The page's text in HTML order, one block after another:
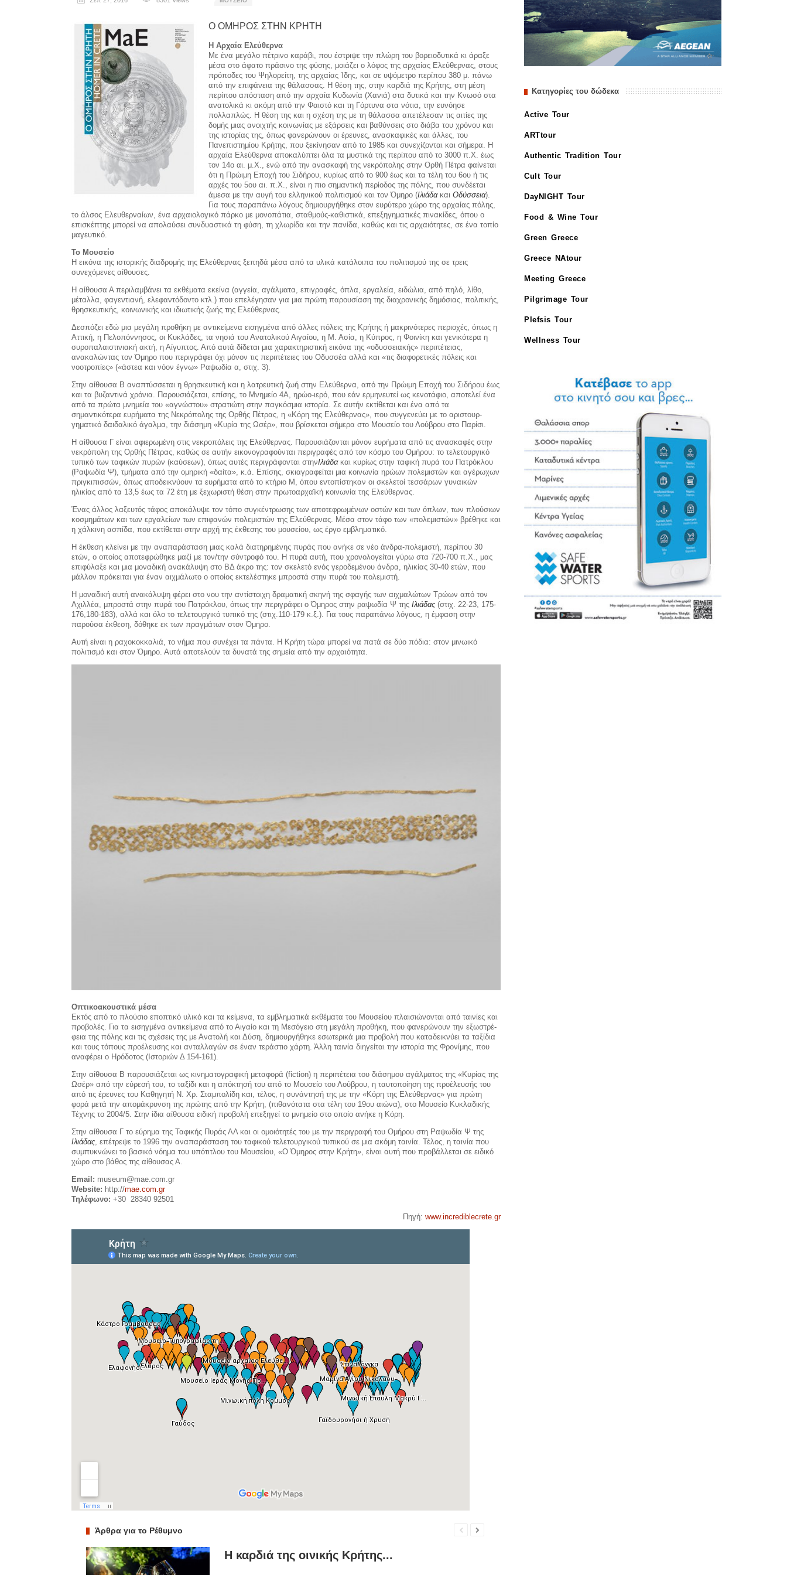
Ο ΟΜΗΡΟΣ ΣΤΗΝ ΚΡΗΤΗ
Η Αρχαία Ελεύθερνα
Με ένα μεγάλο πέτρινο καράβι, που έστριψε την πλώρη του βορειοδυτικά κι άραξε
μέσα στο άφατο πράσινο της φύσης, μοιάζει ο λόφος της αρχαίας Ελεύθερνας, στους
πρόποδες του Ψηλορείτη, της αρχαίας Ίδης, και σε υψόμετρο περίπου 380 μ. πάνω
από την επιφάνεια της θάλασσας. Η θέση της, στην καρδιά της Κρήτης, στη μέση
περίπου απόσταση από την αρχαία Κυδωνία (Χανιά) στα δυτικά και την Κνωσό στα
ανατολικά κι ακόμη από την Φαιστό και τη Γόρτυνα στα νότια, την ευνόησε
πολλαπλώς. Η θέση της και η σχέση της με τη θάλασσα απετέλεσαν τις αιτίες της
δομής μιας ανοιχτής κοινωνί­ας με εξάρσεις και βαθύνσεις στο διάβα του χρόνου και
της ιστορίας της, όπως φανερώ­νουν οι έρευνες, ανασκαφικές και άλλες, του
Πανεπιστημίου Κρήτης, που ξεκίνησαν από το 1985 και συνεχίζονται και σήμερα. Η
αρχαία Ελεύθερνα αποκαλύπτει όλα τα μυστικά της περίπου από το 3000 π.Χ. έως
τον 14ο αι. μ.Χ., ενώ από την ανασκαφή της νεκρόπολης στην Ορθή Πέτρα φαίνεται
ότι η Πρώιμη Εποχή του Σιδήρου, κυρίως από το 900 έως και τα τέλη του 6ου ή τις
αρχές του 5ου αι. π.Χ., είναι η πιο σημαντική πε­ρίοδος της πόλης, που συνδέεται
άμεσα με την αυγή του ελληνικού πολιτισμού και τον Όμηρο (Ιλιάδα και Οδύσσεια).
Για τους παραπάνω λόγους δημι­ουργήθηκε στον ευρύτερο χώρο της αρχαίας πόλης,
το άλσος Ελευθερναίων, ένα αρχαιολογι­κό πάρκο με μονοπάτια, σταθ­μούς-καθιστικά, επεξηγηματικές πινακίδες, όπου ο
επισκέπτης μπορεί να απολαύσει συνδυα­στικά τη φύση, τη χλωρίδα και την πανίδα, καθώς και τις αρχαι­ότητες, σε ένα τοπίο
μαγευτικό.
Το Μουσείο
H εικόνα της ιστορικής δια­δρομής της Ελεύθερνας ξεπηδά μέσα από τα υλικά κα­τάλοιπα του πολιτισμού της σε τρεις
συνεχόμενες αίθουσες.
Η αίθουσα Α περιλαμβάνει τα εκθέματα εκείνα (αγγεία, αγάλματα, επιγραφές, όπλα, ερ­γαλεία, ειδώλια, από πηλό, λίθο,
μέταλλα, φαγεντιανή, ελεφα­ντόδοντο κτλ.) που επελέγησαν για μια πρώτη παρουσίαση της διαχρονικής δημόσιας, πολιτικής,
θρησκευτικής, κοινωνικής και ιδιω­τικής ζωής της Ελεύθερνας.
Δεσπόζει εδώ μια μεγάλη προθή­κη με αντικείμενα εισηγμένα από άλλες πόλεις της Κρήτης ή μακρινότερες περιοχές, όπως η
Ατ­τική, η Πελοπόννησος, οι Κυκλάδες, τα νησιά του Ανατολικού Αιγαίου, η Μ. Ασία, η Κύπρος, η Φοινίκη και γενικότερα η
συροπαλαιστινιακή ακτή, η Αίγυπτος. Από αυτά δί­δεται μια χαρακτηριστική εικόνα της «οδυσσεια­κής» περιπέτει­ας,
ανακαλώντας τον Όμηρο που περιγράφει όχι μό­νον τις περιπέτειες του Οδυσσέα αλλά και «τις διαφορετικές πόλεις και
νοοτροπίες» («άστεα και νόον έγνω» Ραψωδία α, στιχ. 3).
Στην αίθουσα Β αναπτύσσεται η θρησκευτική και η λατρευτική ζωή στην Ελεύθερνα, από την Πρώιμη Εποχή του Σιδήρου έως
και τα βυζαντινά χρόνια. Παρουσιάζε­ται, επίσης, το Μνημείο 4Α, ηρώ­ο-ιερό, που εάν ερμηνευτεί ως κενοτάφιο, αποτελεί ένα
από τα πρώτα μνημεία του «αγνώστου» στρατιώτη στην παγκόσμια ιστο­ρία. Σε αυτήν εκτίθεται και ένα από τα
σημαντικότερα ευρήματα της Νεκρόπολης της Ορθής Πέ­τρας, η «Κόρη της Ελεύθερνας», που συγγενεύει με το αριστουρ­
γηματικό δαιδαλικό άγαλμα, την διάσημη «Κυρία της Ωσέρ», που βρίσκεται σήμερα στο Μουσείο του Λούβρου στο Παρίσι.
Η αίθουσα Γ είναι αφιερωμένη στις νεκροπόλεις της Ελεύθερνας. Παρουσιάζονται μόνον ευρήματα από τις ανασκαφές στην
νεκρόπολη της Ορθής Πέτρας, καθώς σε αυ­τήν εικονογραφούνται περιγραφές από τον κόσμο του Ομήρου: το τελετουργικό
τυ­πικό των ταφικών πυρών (καύσεων), όπως αυτές περι­γράφονται στηνΙλιάδα και κυρίως στην ταφική πυρά του Πατρόκλου
(Ραψωδία Ψ), τμή­ματα από την ομηρική «δαίτα», κ.ά. Επίσης, σκιαγραφείται μια κοινωνία ηρώων πολεμιστών και αγέρωχων
πριγκιπισσών, όπως αποδεικνύουν τα ευρήματα από το κτήριο Μ, όπου εντοπίστηκαν οι σκελετοί τεσσάρων γυναικών
ηλικίας από τα 13,5 έως τα 72 έτη με ξεχωριστή θέση στην πρωτοαρχαϊκή κοινωνία της Ελεύθερνας.
Ένας άλλος λαξευτός τάφος απο­κάλυψε τον τόπο συγκέντρωσης των αποτεφρωμένων οστών και των όπλων, των πλούσιων
κο­σμημάτων και των εργαλείων των επιφανών πολεμιστών της Ελεύθερνας. Μέσα στον τάφο των «πολεμιστών» βρέθηκε και
η χάλκινη ασπίδα, που εκτίθεται στην αρχή της έκθεσης του μου­σείου, ως έργο εμβληματικό.
Η έκθεση κλείνει με την αναπα­ράσταση μιας καλά διατηρημέ­νης πυράς που ανήκε σε νέο άν­δρα-πολεμιστή, περίπου 30
ετών, ο οποίος αποτεφρώθηκε μαζί με τον/την σύντροφό του. Η πυρά αυτή, που χρονολογείται γύρω στα 720-700 π.Χ., μας
επιφύλαξε και μια μοναδική ανακάλυψη στο ΒΔ άκρο της: τον σκελετό ενός γεροδεμένου άνδρα, ηλικίας 30-40 ετών, που
μάλλον πρόκειται για έναν αιχμάλωτο ο οποίος εκτελέστηκε μπροστά στην πυρά του πολεμιστή.
Η μοναδική αυτή ανακάλυψη φέρει στο νου την αντίστοιχη δραματική σκηνή της σφαγής των αιχμαλώτων Τρώων από τον
Αχιλ­λέα, μπροστά στην πυρά του Πατρό­κλου, όπως την πε­ριγράφει ο Όμηρος στην ραψωδία Ψ της Ιλιάδας (στιχ. 22-23, 175-
176,180-183), αλλά και όλο το τελε­τουργικό τυπικό της (στιχ.110-179 κ.ξ.). Για τους παραπάνω λόγους, η έμφαση στην
παρούσα έκθεση, δόθηκε εκ των πραγμάτων στον Όμηρο.
Αυτή είναι η ραχοκοκκαλιά, το νήμα που συνέχει τα πάντα. Η Κρήτη τώρα μπορεί να πατά σε δύο πόδια: στον μινωικό
πολιτισμό και στον Όμηρο. Αυτά αποτελούν τα δυνατά της σημεία από την αρ­χαιότητα.
Οπτικοακουστικά μέσα
Εκτός από το πλούσιο επο­πτικό υλικό και τα κείμενα, τα εμβληματικά εκθέματα του Μου­σείου πλαισιώνονται από ταινίες και
προβολές. Για τα εισηγμένα αντικείμενα από το Αιγαίο και τη Μεσόγειο στη μεγάλη προθήκη, που φανερώνουν την εξωστρέ­
φεια της πόλης και τις σχέσεις της με Ανατολή και Δύση, δημιουργή­θηκε εσωτερικά μια προβολή που καταδεικνύει τα ταξίδια
και τους τόπους προέλευσης και ανταλ­λαγών σε έναν τεράστιο χάρτη. Άλλη ταινία διηγείται την ιστορία της Φρονίμης, που
αναφέρει ο Ηρόδοτος (Ιστοριών Δ 154-161).
Στην αίθουσα Β παρουσιάζεται ως κινηματογραφική μεταφορά (fiction) η περιπέτεια του διάση­μου αγάλματος της «Κυρίας της
Ωσέρ» από την εύρεσή του, το ταξίδι και η απόκτησή του από το Μουσείο του Λούβρου, η ταυ­τοποίηση της προέλευσής του
από τις έρευνες του Καθηγητή Ν. Χρ. Σταμπολίδη και, τέλος, η συνάντησή της με την «Κόρη της Ελεύθερνας» για πρώτη
φορά μετά την απομάκρυνση της πρώ­της από την Κρήτη, (πιθανότατα στα τέλη του 19ου αιώνα), στο Μουσείο Κυκλαδικής
Τέχνης το 2004/5. Στην ίδια αίθουσα ειδική προβολή επεξηγεί το μνημείο στο οποίο ανήκε η Κόρη.
Στην αίθουσα Γ το εύρημα της Ταφικής Πυράς ΛΛ και οι ομοι­ότητές του με την περιγραφή του Ομήρου στη Ραψωδία Ψ της
Ιλιάδας , επέτρεψε το 1996 την αναπαράσταση του ταφικού τελετουργικού τυπικού σε μια ακόμη ταινία. Τέλος, η ταινία που
συμπυκνώνει το βασικό νόημα του υπότιτλου του Μουσείου, «Ο Όμηρος στην Κρήτη», είναι αυτή που προβάλλεται σε ειδικό
χώρο στο βάθος της αίθουσας Α.
Email: museum@mae.com.gr
Website: http://mae.com.gr
Τηλέφωνο: +30 28340 92501
Πηγή:www.incrediblecrete.gr
Άρθρα για το Ρέθυμνο
Η καρδιά της οινικής Κρήτης...
Κατηγορίες του δώδεκα
Active Tour
ARTtour
Authentic Tradition Tour
Cult Tour
DayNIGHT Tour
Food & Wine Tour
Green Greece
Greece NAtour
Meeting Greece
Pilgrimage Tour
Plefsis Tour
Wellness Tour